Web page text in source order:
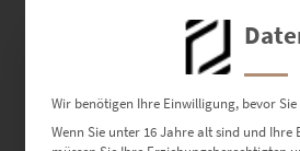
EZ00973
Wir benötigen Ihre Einwilligung, bevor
Wenn Sie unter 16 Jahre alt sind und